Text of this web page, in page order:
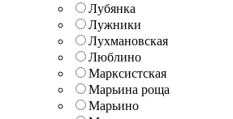
Лубянка
Лужники
Лухмановская
Люблино
Марксистская
Марьина роща
Марьино